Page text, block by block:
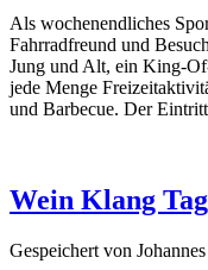
Als wochenendliches
Fahrradfreund und
Jung und Alt, ein King-
jede Menge
und Barbecue. Der
Wein Klang
Gespeichert von